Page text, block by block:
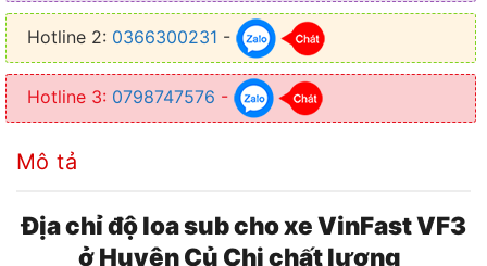
● Tiết kiệm diện tích, không ảnh hưởng tới không gian trong xe
● Lắp đặt đơn giản, dễ dàng loa sub chủ yếu được đặt ở gầm ghế
Hotline 2: 0366300231 -
Hotline 3: 0798747576 -
Mô tả
Địa chỉ độ loa sub cho xe VinFast VF3
ở Huyện Củ Chi chất lượng